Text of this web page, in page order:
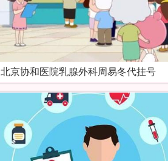
北京协和医院乳腺外科周易冬代挂号